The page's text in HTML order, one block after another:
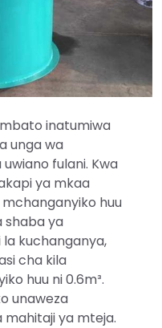
inatumiwa
unga wa
fulani. Kwa
ya mkaa
huu
shaba ya
kuchanganya,
cha kila
huu ni 0.6m³.
unaweza
mahitaji ya mteja.